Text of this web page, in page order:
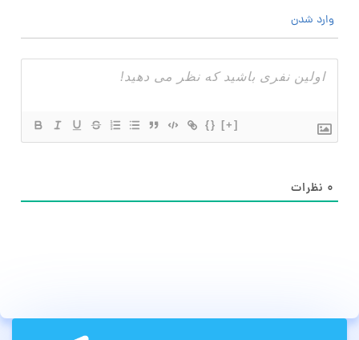
وارد شدن
{} [+]
۰ نظرات